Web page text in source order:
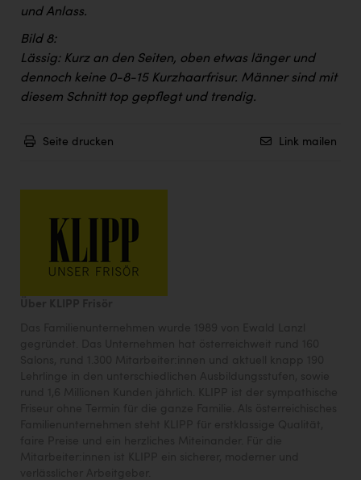
und Anlass.
Bild 8:
Lässig: Kurz an den Seiten, oben etwas länger und
dennoch keine 0-8-15 Kurzhaarfrisur. Männer sind mit
diesem Schnitt top gepflegt und trendig.
Seite drucken Link mailen